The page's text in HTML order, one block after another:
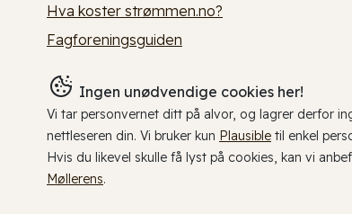
Hva koster strømmen.no?
Fagforeningsguiden
Ingen unødvendige cookies her!
Vi tar personvernet ditt på alvor, og lagrer derfor
nettleseren din. Vi bruker kun Plausible til enkel
Hvis du likevel skulle få lyst på cookies, kan vi
Møllerens.